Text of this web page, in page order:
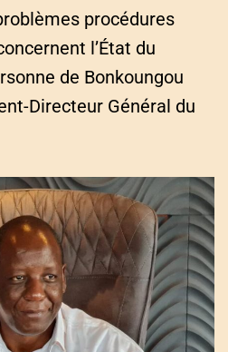
procédures
l’État du
de Bonkoungou
Directeur Général du